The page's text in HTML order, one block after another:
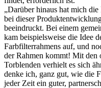
„Darüber hinaus hat mich
bei dieser
beeindruckt. Bei einem
kam beispielsweise die Idee
Farbfilterrahmens auf, und
der Rahmen kommt! Mit den
Torblenden verhielt es sich
denke ich, ganz gut, wie die
jeder Zeit ein guter,